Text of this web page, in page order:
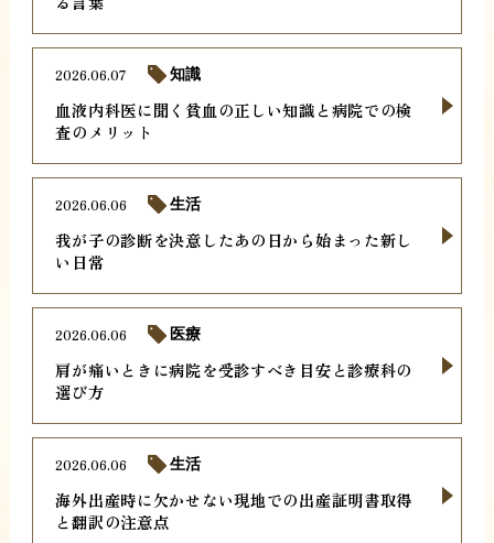
血液内科医に聞く貧血の正しい知識と病院での検
査のメリット
2026.06.07 知識
我が子の診断を決意したあの日から始まった新し
い日常
2026.06.06 生活
肩が痛いときに病院を受診すべき目安と診療科の
選び方
2026.06.06 医療
海外出産時に欠かせない現地での出産証明書取得
と翻訳の注意点
2026.06.06 生活